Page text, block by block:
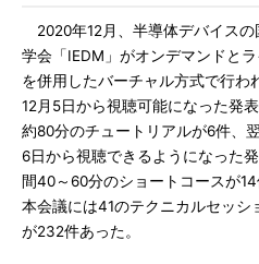
2020年12月、半導体デバイスの
学会「IEDM」がオンデマンドと
を併用したバーチャル方式で行わ
12月5日から視聴可能になった発
約80分のチュートリアルが6件、
6日から視聴できるようになった
間40～60分のショートコースが
本会議には41のテクニカルセッシ
が232件あった。